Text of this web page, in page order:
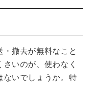
・撤去が無料なこと
いのが、使わなく
ないでしょうか。特